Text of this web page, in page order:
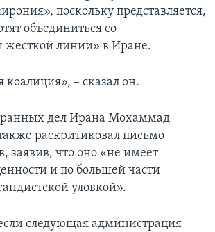
поскольку представляется,
объединиться со
жесткой линии» в Иране.
коалиция», – сказал он.
дел Ирана Мохаммад
раскритиковал письмо
заявив, что оно «не имеет
и по большей части
уловкой».
следующая администрация